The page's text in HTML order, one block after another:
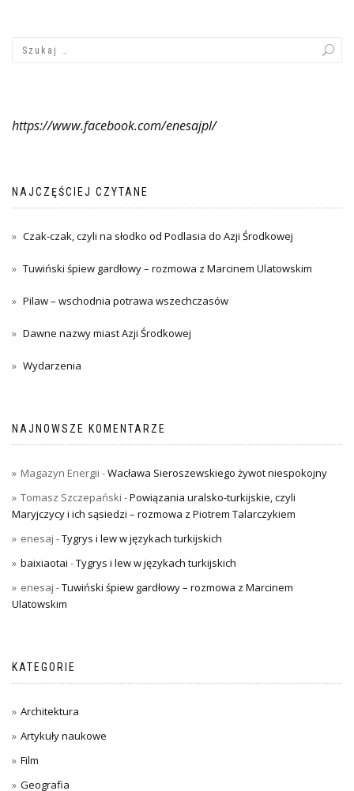
https://www.facebook.com/enesajpl/
NAJCZĘŚCIEJ CZYTANE
Czak-czak, czyli na słodko od Podlasia do Azji Środkowej
Tuwiński śpiew gardłowy – rozmowa z Marcinem Ulatowskim
Pilaw – wschodnia potrawa wszechczasów
Dawne nazwy miast Azji Środkowej
Wydarzenia
NAJNOWSZE KOMENTARZE
Magazyn Energii -Wacława Sieroszewskiego żywot niespokojny
Tomasz Szczepański -Powiązania uralsko-turkijskie, czyli
Maryjczycy i ich sąsiedzi – rozmowa z Piotrem Talarczykiem
enesaj -Tygrys i lew w językach turkijskich
baixiaotai -Tygrys i lew w językach turkijskich
enesaj -Tuwiński śpiew gardłowy – rozmowa z Marcinem
Ulatowskim
KATEGORIE
Architektura
Artykuły naukowe
Film
Geografia